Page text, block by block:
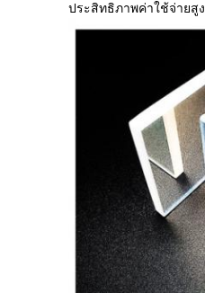
ประสิทธิภาพค่าใช้จ่ายสูง